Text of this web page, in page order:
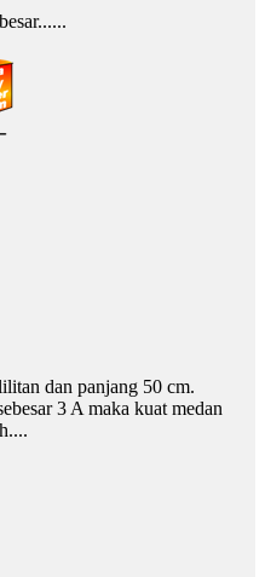
dan panjang 50 cm.
3 A maka kuat medan